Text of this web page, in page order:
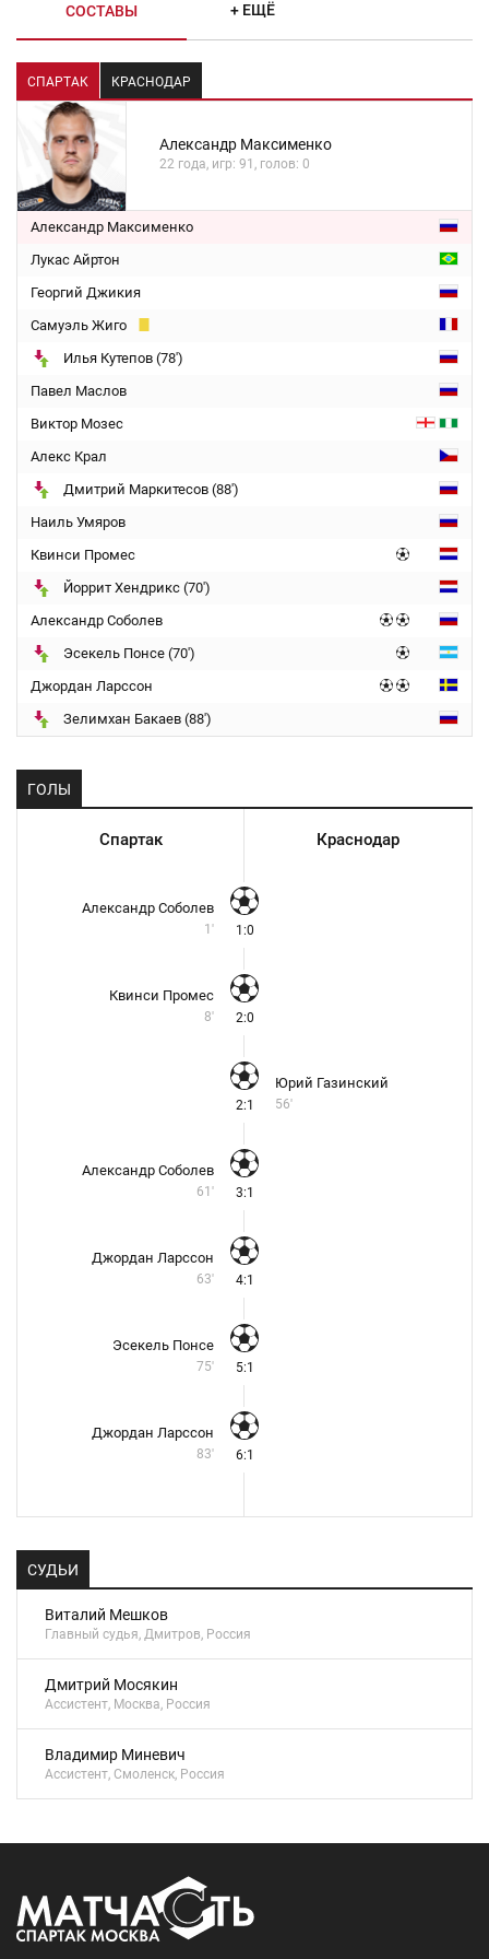
СОСТАВЫ + ЕЩЁ
СПАРТАК КРАСНОДАР
Александр Максименко
22 года, игр: 91, голов: 0
Александр Максименко
Лукас Айртон
Георгий Джикия
Самуэль Жиго
Илья Кутепов (78')
Павел Маслов
Виктор Мозес
Алекс Крал
Дмитрий Маркитесов (88')
Наиль Умяров
Квинси Промес
Йоррит Хендрикс (70')
Александр Соболев
Эсекель Понсе (70')
Джордан Ларссон
Зелимхан Бакаев (88')
ГОЛЫ
Спартак Краснодар
Александр Соболев
1' 1:0
Квинси Промес
8' 2:0
2:1
Юрий Газинский
56'
Александр Соболев
61' 3:1
Джордан Ларссон
63' 4:1
Эсекель Понсе
75' 5:1
Джордан Ларссон
83' 6:1
СУДЬИ
Виталий Мешков
Главный судья, Дмитров, Россия
Дмитрий Мосякин
Ассистент, Москва, Россия
Владимир Миневич
Ассистент, Смоленск, Россия